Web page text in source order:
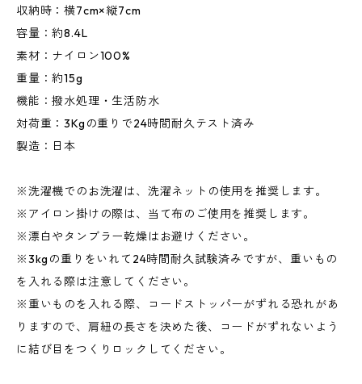
収納時：横7cm×縦7cm
容量：約8.4L
素材：ナイロン100%
重量：約15g
機能：撥水処理・生活防水
対荷重：3Kgの重りで24時間耐久テスト済み
製造：日本
※洗濯機でのお洗濯は、洗濯ネットの使用を推奨します。
※アイロン掛けの際は、当て布のご使用を推奨します。
※漂白やタンブラー乾燥はお避けください。
※3kgの重りをいれて24時間耐久試験済みですが、重いもの
を入れる際は注意してください。
※重いものを入れる際、コードストッパーがずれる恐れがあ
りますので、肩紐の長さを決めた後、コードがずれないよう
に結び目をつくりロックしてください。